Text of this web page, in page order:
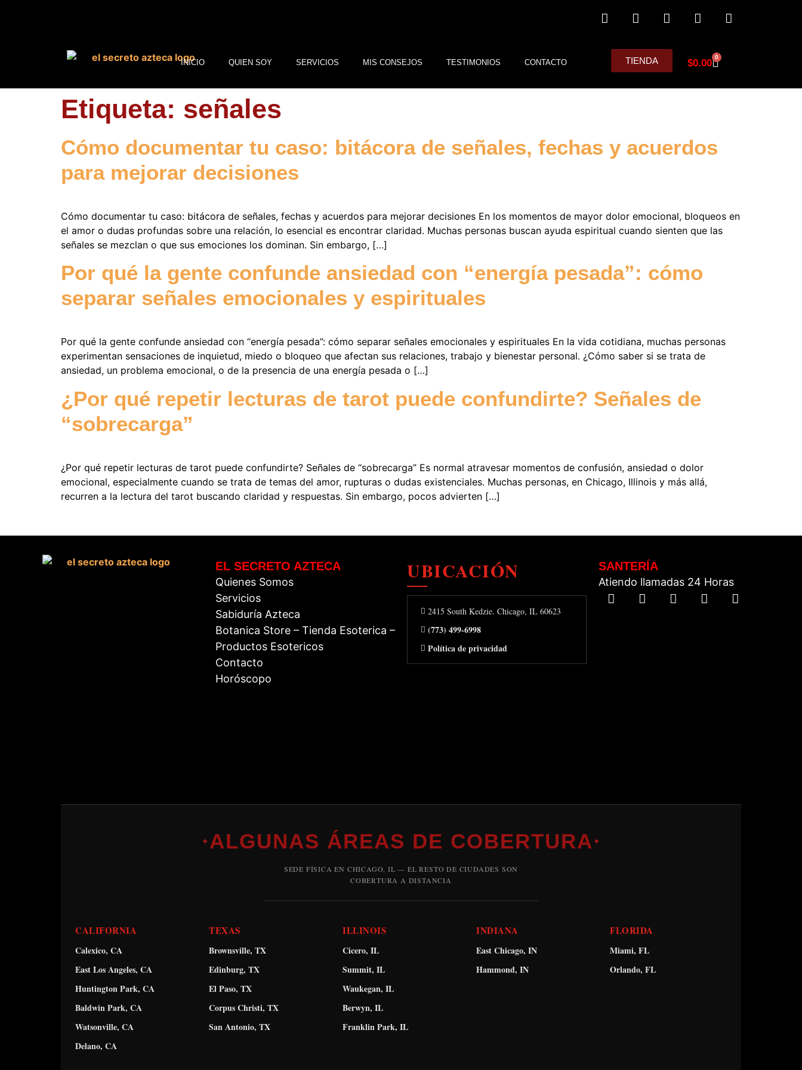
INICIO QUIEN SOY SERVICIOS MIS CONSEJOS TESTIMONIOS CONTACTO TIENDA $0.00 0
Etiqueta: señales
Cómo documentar tu caso: bitácora de señales, fechas y acuerdos
para mejorar decisiones
Cómo documentar tu caso: bitácora de señales, fechas y acuerdos para mejorar decisiones En los momentos de mayor dolor emocional, bloqueos en
el amor o dudas profundas sobre una relación, lo esencial es encontrar claridad. Muchas personas buscan ayuda espiritual cuando sienten que las
señales se mezclan o que sus emociones los dominan. Sin embargo, […]
Por qué la gente confunde ansiedad con “energía pesada”: cómo
separar señales emocionales y espirituales
Por qué la gente confunde ansiedad con “energía pesada”: cómo separar señales emocionales y espirituales En la vida cotidiana, muchas personas
experimentan sensaciones de inquietud, miedo o bloqueo que afectan sus relaciones, trabajo y bienestar personal. ¿Cómo saber si se trata de
ansiedad, un problema emocional, o de la presencia de una energía pesada o […]
¿Por qué repetir lecturas de tarot puede confundirte? Señales de
“sobrecarga”
¿Por qué repetir lecturas de tarot puede confundirte? Señales de “sobrecarga” Es normal atravesar momentos de confusión, ansiedad o dolor
emocional, especialmente cuando se trata de temas del amor, rupturas o dudas existenciales. Muchas personas, en Chicago, Illinois y más allá,
recurren a la lectura del tarot buscando claridad y respuestas. Sin embargo, pocos advierten […]
EL SECRETO AZTECA
Quienes Somos
Servicios
Sabiduría Azteca
Botanica Store – Tienda Esoterica –
Productos Esotericos
Contacto
Horóscopo
UBICACIÓN
2415 South Kedzie. Chicago, IL 60623
(773) 499-6998
Política de privacidad
SANTERÍA
Atiendo llamadas 24 Horas
✦ ALGUNAS ÁREAS DE COBERTURA ✦
SEDE FÍSICA EN CHICAGO, IL — EL RESTO DE CIUDADES SON
COBERTURA A DISTANCIA
CALIFORNIA
Calexico, CA
East Los Angeles, CA
Huntington Park, CA
Baldwin Park, CA
Watsonville, CA
Delano, CA
TEXAS
Brownsville, TX
Edinburg, TX
El Paso, TX
Corpus Christi, TX
San Antonio, TX
ILLINOIS
Cicero, IL
Summit, IL
Waukegan, IL
Berwyn, IL
Franklin Park, IL
INDIANA
East Chicago, IN
Hammond, IN
FLORIDA
Miami, FL
Orlando, FL